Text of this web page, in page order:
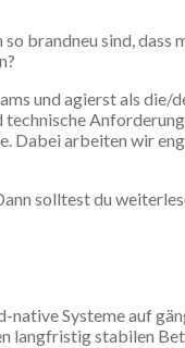
brandneu sind,
und agierst als
arbeiten wir
solltest du
Systeme auf
langfristig stabilen